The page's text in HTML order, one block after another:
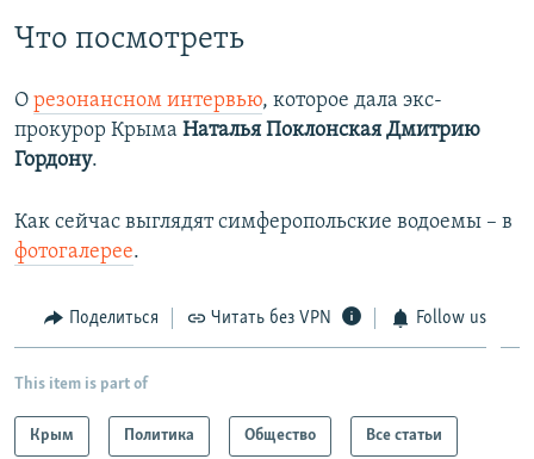
Что посмотреть
О резонансном интервью, которое дала экс-
прокурор Крыма Наталья Поклонская Дмитрию
Гордону.
Как сейчас выглядят симферопольские водоемы – в
фотогалерее.
Поделиться Читать без VPN Follow us
This item is part of
Крым Политика Общество Все статьи